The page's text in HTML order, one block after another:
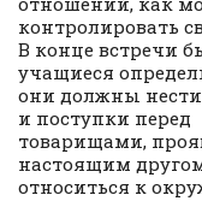
контролировать
В конце встречи
учащиеся
они должны нести
и поступки перед
товарищами,
настоящим
относиться к